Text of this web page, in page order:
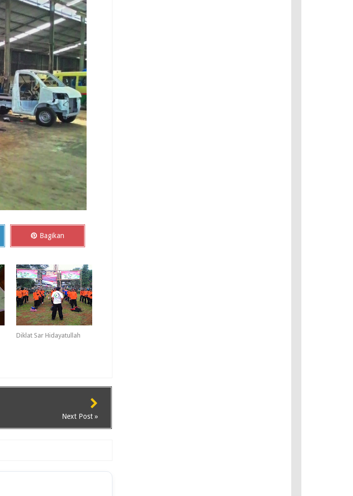
Bagikan
Diklat Sar Hidayatullah
Next Post »